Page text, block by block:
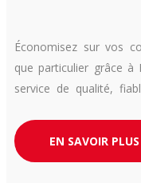
Économisez sur vos
que particulier grâce à
service de qualité,
compétitifs.
partenaire de
EN SAVOIR PLUS